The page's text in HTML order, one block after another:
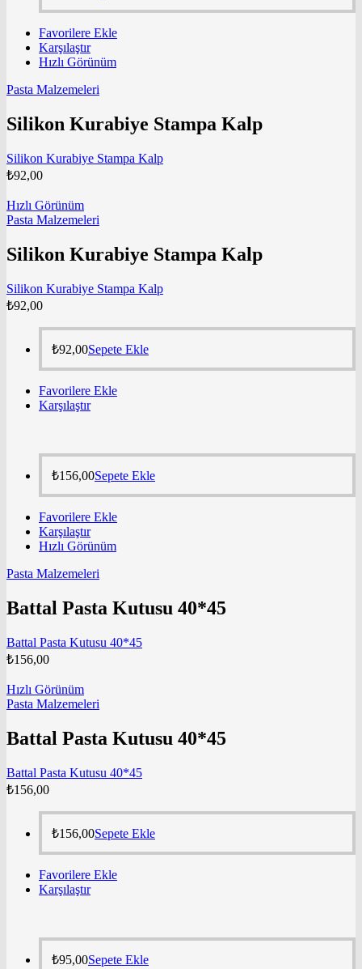
Favorilere Ekle
Karşılaştır
Hızlı Görünüm
Pasta Malzemeleri
Silikon Kurabiye Stampa Kalp
Silikon Kurabiye Stampa Kalp
₺92,00
Hızlı Görünüm
Pasta Malzemeleri
Silikon Kurabiye Stampa Kalp
Silikon Kurabiye Stampa Kalp
₺92,00
₺92,00Sepete Ekle
Favorilere Ekle
Karşılaştır
₺156,00Sepete Ekle
Favorilere Ekle
Karşılaştır
Hızlı Görünüm
Pasta Malzemeleri
Battal Pasta Kutusu 40*45
Battal Pasta Kutusu 40*45
₺156,00
Hızlı Görünüm
Pasta Malzemeleri
Battal Pasta Kutusu 40*45
Battal Pasta Kutusu 40*45
₺156,00
₺156,00Sepete Ekle
Favorilere Ekle
Karşılaştır
₺95,00Sepete Ekle